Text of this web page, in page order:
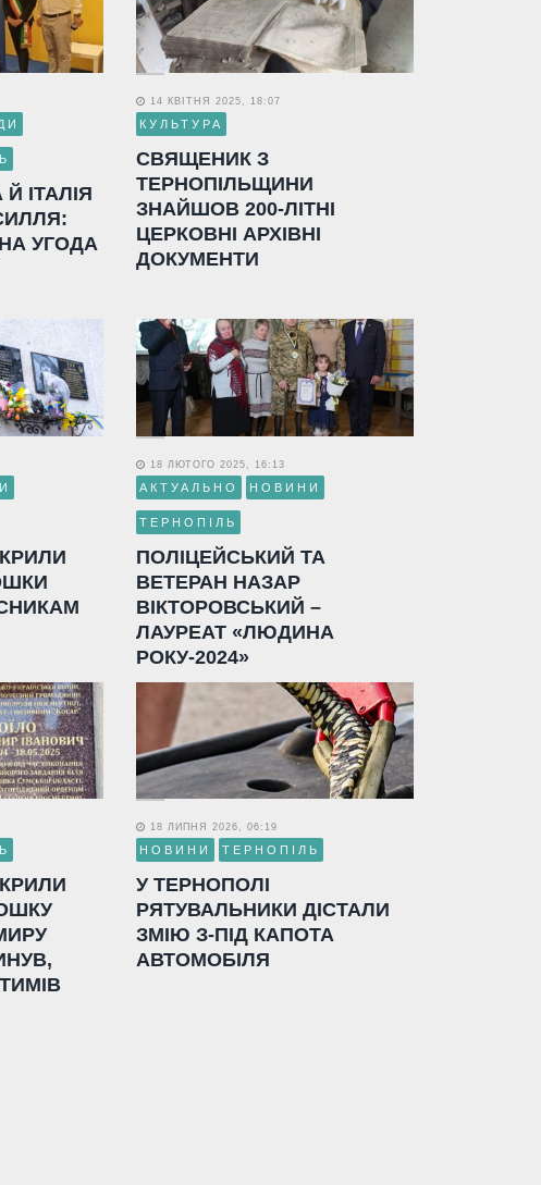
ІТАЛІЯ
УГОДА
14 КВІТНЯ 2025, 18:07
КУЛЬТУРА
СВЯЩЕНИК З
ТЕРНОПІЛЬЩИНИ
ЗНАЙШОВ 200-ЛІТНІ
ЦЕРКОВНІ АРХІВНІ
ДОКУМЕНТИ
18 ЛЮТОГО 2025, 16:13
АКТУАЛЬНО НОВИНИ
ТЕРНОПІЛЬ
ПОЛІЦЕЙСЬКИЙ ТА
ВЕТЕРАН НАЗАР
ВІКТОРОВСЬКИЙ –
ЛАУРЕАТ «ЛЮДИНА
РОКУ-2024»
18 ЛИПНЯ 2026, 06:19
НОВИНИ ТЕРНОПІЛЬ
У ТЕРНОПОЛІ
РЯТУВАЛЬНИКИ ДІСТАЛИ
ЗМІЮ З-ПІД КАПОТА
АВТОМОБІЛЯ